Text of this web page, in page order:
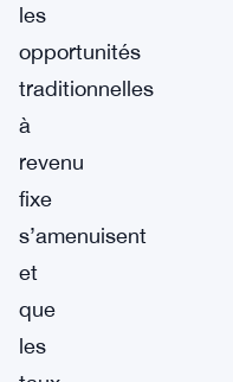
les
opportunités
traditionnelles
à
revenu
fixe
s’amenuisent
et
que
les